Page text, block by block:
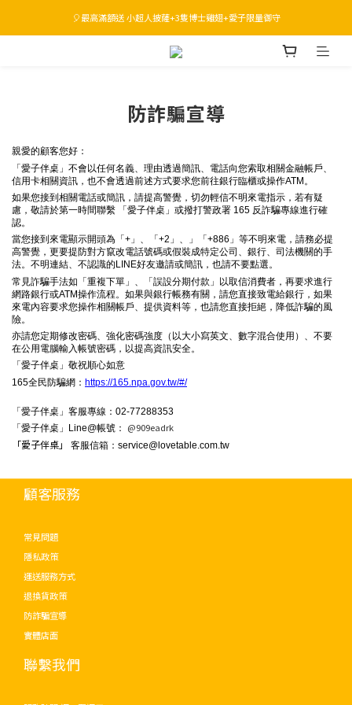
運費主廚出 🛻  指定品現省千元起
🎈最高滿額送 小超人披薩+3隻博士雞翅+愛子限量御守
運費主廚出 🛻  指定品現省千元起
防詐騙宣導
親愛的顧客您好：
「愛子伴桌」 不會以任何名義、理由透過簡訊、電話向您索取相關金融帳戶、
信用卡相關資訊，也不會透過前述方式要求您前往銀行臨櫃或操作ATM。
如果您接到相關電話或簡訊，請提高警覺，切勿輕信不明來電指示，若有疑
慮，敬請於第一時間聯繫
「愛子伴桌」或撥打警政署 165 反詐騙專線進行確
認。
當您接到來電顯示開頭為「+」、「+2」、」「+886」等不明來電，請務必提
高警覺，更要提防對方竄改電話號碼或假裝成特定公司、銀行、司法機關的手
法。不明連結、不認識的LINE好友邀請或簡訊，也請不要點選。
常見詐騙手法如「重複下單」、「誤設分期付款」以取信消費者，再要求進行
網路銀行或ATM操作流程。如果與銀行帳務有關，請您直接致電給銀行，如果
來電內容要求您操作相關帳戶、提供資料等，也請您直接拒絕，降低詐騙的風
險。
亦請您定期修改密碼、強化密碼強度（以大小寫英文、數字混合使用）、不要
在公用電腦輸入帳號密碼，以提高資訊安全。
「愛子伴桌」敬祝順心如意
165全民防騙網： https://165.npa.gov.tw/#/
「愛子伴桌」客服專線：02-77288353
「愛子伴桌」Line@帳號： @909eadrk
「愛子伴桌」 客服信箱：service@lovetable.com.tw
顧客服務
常見問題
隱私政策
運送服務方式
退換貨政策
防詐騙宣導
實體店面
聯繫我們